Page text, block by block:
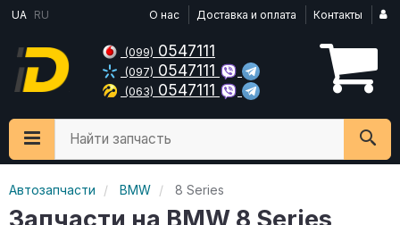
UA RU О нас Доставка и оплата Контакты
(099) 0547111
(097) 0547111
(063) 0547111
Найти запчасть
Автозапчасти BMW 8 Series